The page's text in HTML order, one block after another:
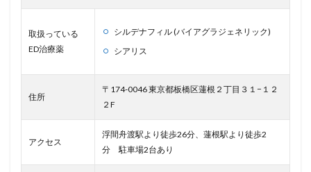
取扱っている
ED治療薬
シルデナフィル (バイアグラジェネリック)
シアリス
住所
〒174-0046 東京都板橋区蓮根２丁目３１−１２
２F
アクセス
浮間舟渡駅より徒歩26分、蓮根駅より徒歩2
分 駐車場2台あり